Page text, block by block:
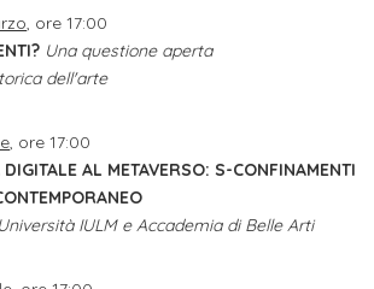
, ore 17:00
Una questione aperta
dell'arte
, ore 17:00
AL METAVERSO: S-CONFINAMENTI
Università IULM e Accademia di Belle Arti